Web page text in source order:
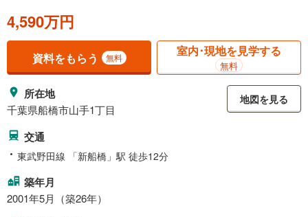
4,590万円
資料をもらう 無料 室内･現地を見学する
無料
所在地
千葉県船橋市山手1丁目
地図を見る
交通
東武野田線 「新船橋」駅 徒歩12分
築年月
2001年5月（築26年）